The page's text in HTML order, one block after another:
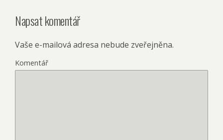
Napsat komentář
Vaše e-mailová adresa nebude zveřejněna.
Komentář